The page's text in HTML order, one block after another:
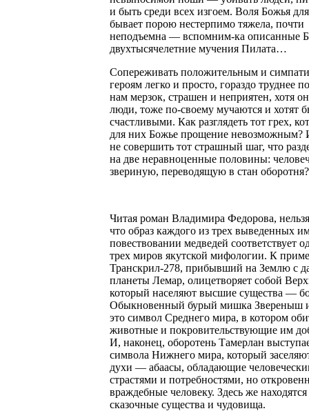
и быть среди всех изгоем. Воля Божья
бывает порою нестерпимо тяжела, почти
неподъемна — вспомним-ка описанные
двухтысячелетние мучения Пилата…
Сопереживать положительным и
героям легко и просто, гораздо труднее
нам мерзок, страшен и неприятен, хотя
люди, тоже по-своему мучаются и хотят
счастливыми. Как разглядеть тот грех,
для них Божье прощение невозможным?
не совершить тот страшный шаг, что
на две неравноценные половины:
звериную, переводящую в стан
Читая роман Владимира Федорова,
что образ каждого из трех выведенных
повествовании медведей соответствует
трех миров якутской мифологии. К
Транскрил-278, прибывший на Землю с
планеты Лемар, олицетворяет собой
который населяют высшие существа —
Обыкновенный бурый мишка Звереныш
это символ Среднего мира, в котором
животные и покровительствующие им
И, наконец, оборотень Тамерлан
символа Нижнего мира, который
духи — абаасы, обладающие
страстями и потребностями, но
враждебные человеку. Здесь же
сказочные существа и чудовища.